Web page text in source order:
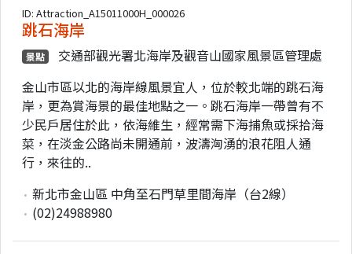
ID: Attraction_A15011000H_000026
跳石海岸
景點
交通部觀光署北海岸及觀音山國家風景區管理處
金山市區以北的海岸線風景宜人，位於較北端的跳石海
岸，更為賞海景的最佳地點之一。跳石海岸一帶曾有不
少民戶居住於此，依海維生，經常需下海捕魚或採拾海
菜，在淡金公路尚未開通前，波濤洶湧的浪花阻人通
行，來往的..
新北市金山區 中角至石門草里間海岸（台2線）
(02)24988980